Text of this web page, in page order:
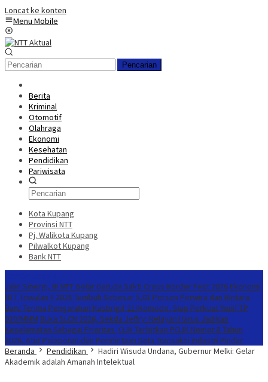
Loncat ke konten
Menu Mobile
Pencarian
Berita
Kriminal
Otomotif
Olahraga
Ekonomi
Kesehatan
Pendidikan
Pariwisata
Kota Kupang
Provinsi NTT
Pj. Walikota Kupang
Pilwalkot Kupang
Bank NTT
Jalin Sinergi, BI NTT Gelar Garuda Sakti Cross Border Fest 2026 Ekonomi
NTT Triwulan II 2026 Tumbuh Sebesar 5,01 Persen Perwira dan Bintara
Baru Terima Pengarahan Kasbrigif 21/Komodo, Siap Perkuat Yonif TP
939/MMM Buka SLCN 2026, Sekda Jeffry: Nelayan Harus Jadikan
Keselamatan Sebagai Prioritas OJK Terbitkan POJK Nomor 8 Tahun
2026, Atur Pelaporan dan Permintaan Data Transaksi Industri Pindar
Beranda
Pendidikan
Hadiri Wisuda Undana, Gubernur Melki: Gelar
Akademik adalah Amanah Intelektual